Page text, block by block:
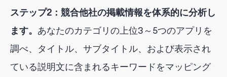
ステップ2：競合他社の掲載情報を体系的に分析し
ます。 あなたのカテゴリの上位3～5つのアプリを
調べ、タイトル、サブタイトル、および表示され
ている説明文に含まれるキーワードをマッピング